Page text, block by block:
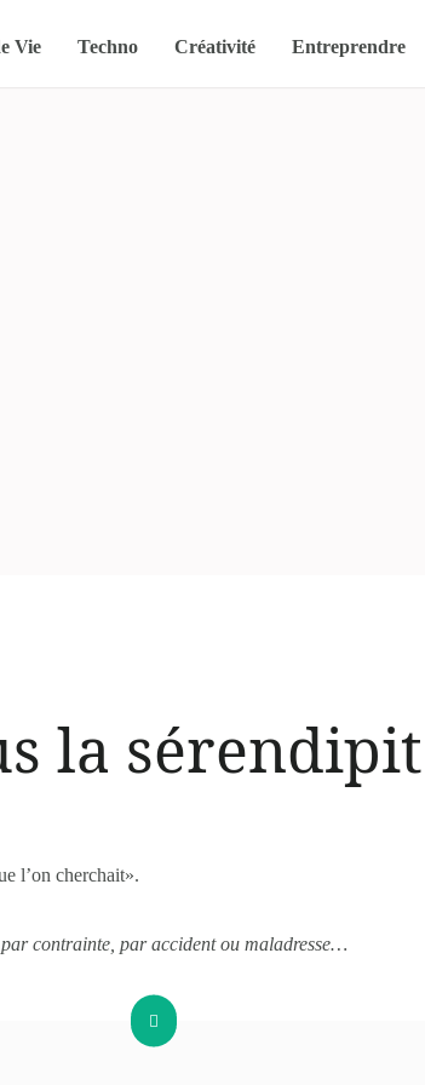
Vie Techno Créativité Entreprendre
la
l’on cherchait».
contrainte, par accident ou maladresse…